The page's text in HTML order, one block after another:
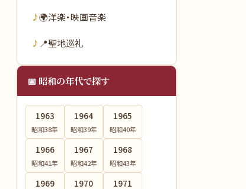
🌍洋楽・映画音楽
📍聖地巡礼
📅 昭和の年代で探す
1963
昭和38年
1964
昭和39年
1965
昭和40年
1966
昭和41年
1967
昭和42年
1968
昭和43年
1969 1970 1971